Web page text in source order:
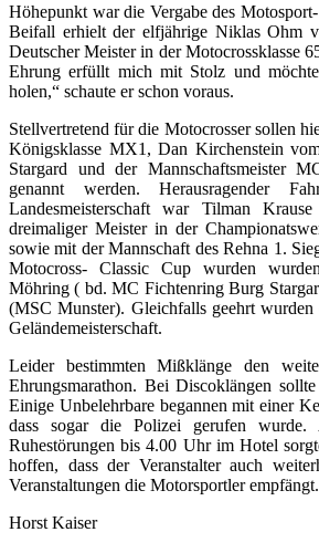
Höhepunkt war die Vergabe des
Beifall erhielt der elfjährige Niklas Ohm
Deutscher Meister in der Motocrossklasse
Ehrung erfüllt mich mit Stolz und
holen,“ schaute er schon voraus.
Stellvertretend für die Motocrosser sollen
Königsklasse MX1, Dan Kirchenstein
Stargard und der Mannschaftsmeister
genannt werden. Herausragender
Landesmeisterschaft war Tilman
dreimaliger Meister in der
sowie mit der Mannschaft des Rehna 1.
Motocross- Classic Cup wurden
Möhring ( bd. MC Fichtenring Burg
(MSC Munster). Gleichfalls geehrt
Geländemeisterschaft.
Leider bestimmten Mißklänge den
Ehrungsmarathon. Bei Discoklängen
Einige Unbelehrbare begannen mit einer
dass sogar die Polizei gerufen wurde.
Ruhestörungen bis 4.00 Uhr im Hotel
hoffen, dass der Veranstalter auch
Veranstaltungen die Motorsportler empfängt.
Horst Kaiser